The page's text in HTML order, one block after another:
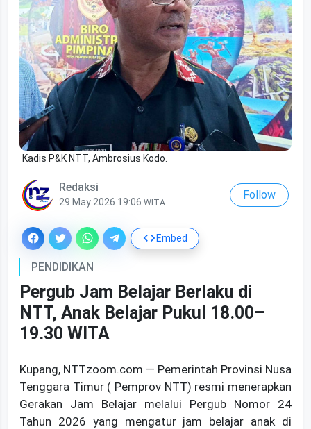
Kadis P&K NTT, Ambrosius Kodo.
Redaksi
29 May 2026 19:06 WITA
Follow
Embed
PENDIDIKAN
Pergub Jam Belajar Berlaku di
NTT, Anak Belajar Pukul 18.00–
19.30 WITA
Kupang, NTTzoom.com — Pemerintah Provinsi Nusa
Tenggara Timur ( Pemprov NTT) resmi menerapkan
Gerakan Jam Belajar melalui Pergub Nomor 24
Tahun 2026 yang mengatur jam belajar anak di